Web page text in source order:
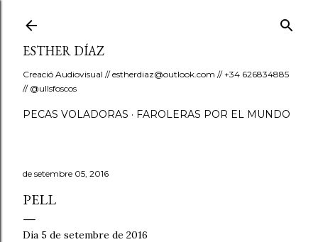
ESTHER DÍAZ
Creació Audiovisual // estherdiaz@outlook.com // +34 626834885
// @ullsfoscos
PECAS VOLADORAS FAROLERAS POR EL MUNDO
de setembre 05, 2016
PELL
Dia 5 de setembre de 2016